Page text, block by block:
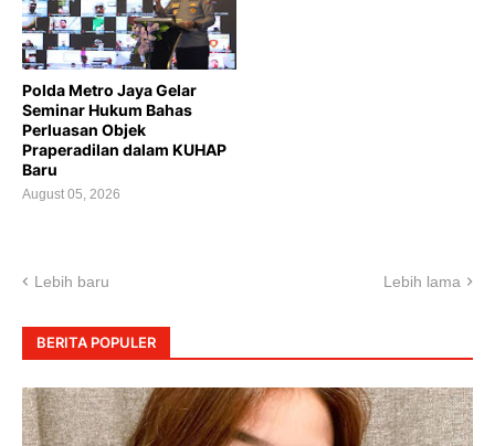
Polda Metro Jaya Gelar
Seminar Hukum Bahas
Perluasan Objek
Praperadilan dalam KUHAP
Baru
August 05, 2026
Lebih baru Lebih lama
BERITA POPULER